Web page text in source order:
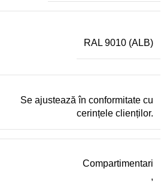
RAL 9010 (ALB)
Se ajustează în conformitate cu
cerințele clienților.
Compartimentari
,